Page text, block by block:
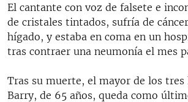
El cantante con voz de falsete e
de cristales tintados, sufría de
hígado, y estaba en coma en un
tras contraer una neumonía el mes
Tras su muerte, el mayor de los tres
Barry, de 65 años, queda como